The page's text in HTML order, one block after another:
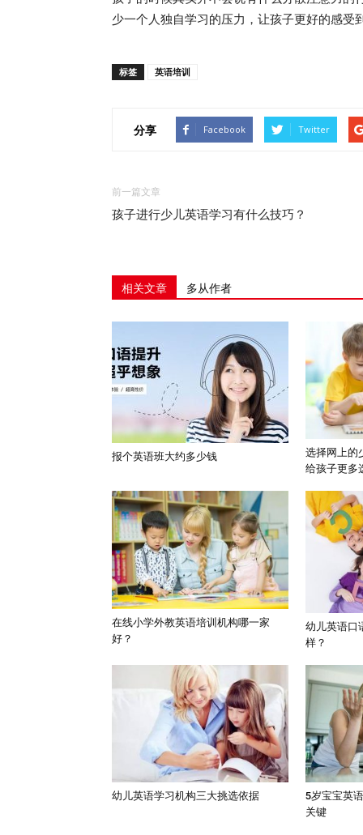
少一个人独自学习的压力，让孩子更好的感受
标签 英语培训
分享 Facebook Twitter
前一篇文章
孩子进行少儿英语学习有什么技巧？
相关文章 多从作者
报个英语班大约多少钱
选择网上的
给孩子更多
在线小学外教英语培训机构哪一家
好？
幼儿英语口
样？
幼儿英语学习机构三大挑选依据
5岁宝宝英
关键